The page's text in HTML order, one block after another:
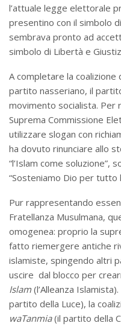
l’attuale legge elettorale
presentino con il simbolo
sembrava pronto ad
simbolo di Libertà e
A completare la coalizione
partito nasseriano, il
movimento socialista. Per
Suprema Commissione
utilizzare slogan con
ha dovuto rinunciare allo
“l’Islam come soluzione”,
“Sosteniamo Dio per tutto
Pur rappresentando
Fratellanza Musulmana,
omogenea: proprio la
fatto riemergere antiche
islamiste, spingendo altri
uscire dal blocco per
Islam (l’Alleanza
partito della Luce), la
waTanmia(il partito della